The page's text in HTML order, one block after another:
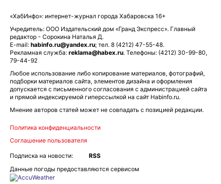
«ХабИнфо»: интернет-журнал города Хабаровска 16+
Учредитель: ООО Издательский дом «Гранд Экспресс». Главный
редактор - Сорокина Наталья Д.
E-mail: habinfo.ru@yandex.ru; тел. 8 (4212) 47-55-48.
Рекламная служба: reklama@habex.ru. Телефоны: (4212) 30-99-80,
79-44-92
Любое использование либо копирование материалов, фотографий,
подборки материалов сайта, элементов дизайна и оформления
допускается с письменного согласования с администрацией сайта
и прямой индексируемой гиперссылкой на сайт Habinfo.ru.
Мнение авторов статей может не совпадать с позицией редакции.
Политика конфиденциальности
Соглашение пользователя
Подписка на новости:
RSS
Данные погоды предоставляются сервисом